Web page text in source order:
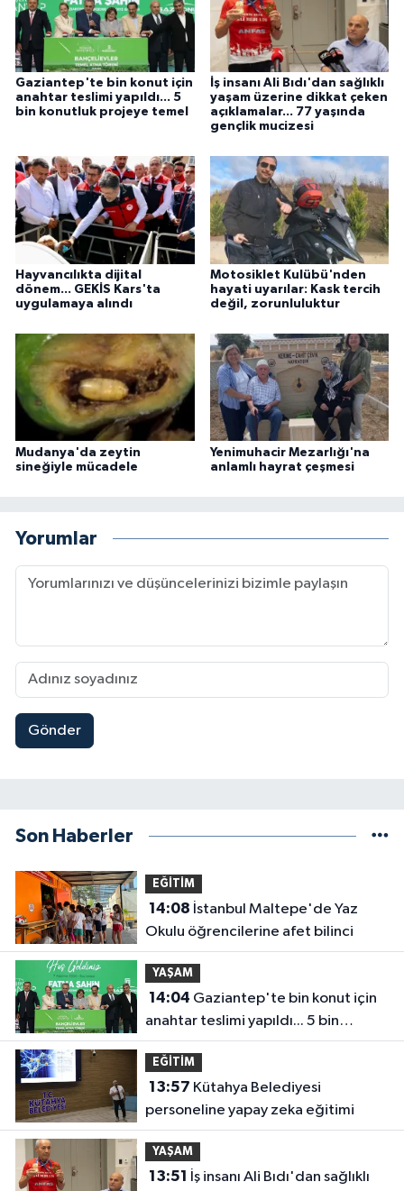
Gaziantep'te bin konut için
anahtar teslimi yapıldı... 5
bin konutluk projeye temel
İş insanı Ali Bıdı'dan sağlıklı
yaşam üzerine dikkat çeken
açıklamalar... 77 yaşında
gençlik mucizesi
Hayvancılıkta dijital
dönem... GEKİS Kars'ta
uygulamaya alındı
Motosiklet Kulübü'nden
hayati uyarılar: Kask tercih
değil, zorunluluktur
Mudanya'da zeytin
sineğiyle mücadele
Yenimuhacir Mezarlığı'na
anlamlı hayrat çeşmesi
Yorumlar
Gönder
Son Haberler
EĞİTİM
14:08
Okulu öğrencilerine afet bilinci
YAŞAM
14:04
anahtar teslimi yapıldı... 5 bin
konutluk projeye temel
EĞİTİM
13:57
personeline yapay zeka eğitimi
YAŞAM
13:51